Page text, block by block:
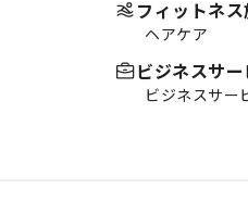
フィットネ
ヘアケア
ビジネスサ
ビジネスサー